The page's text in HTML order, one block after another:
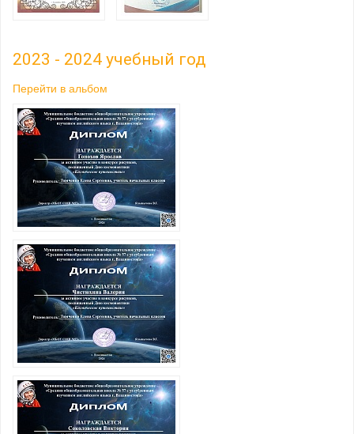
2023 - 2024 учебный год
Перейти в альбом